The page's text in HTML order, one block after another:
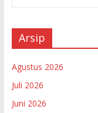
Arsip
Agustus 2026
Juli 2026
Juni 2026